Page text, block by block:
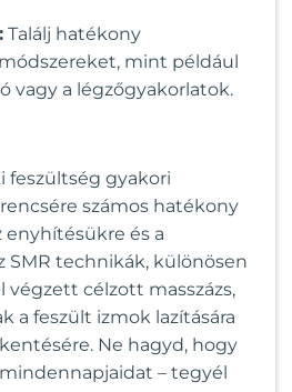
Találj hatékony
mint például
vagy a légzőgyakorlatok.
feszültség gyakori
számos hatékony
enyhítésükre és a
SMR technikák, különösen
végzett célzott masszázs,
a feszült izmok lazítására
Ne hagyd, hogy
– tegyél